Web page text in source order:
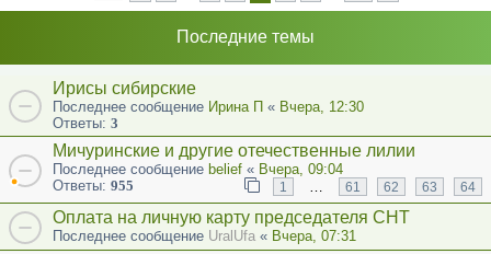
Последние темы
Ирисы сибирские
Последнее сообщение Ирина П « Вчера, 12:30
Ответы: 3
Мичуринские и другие отечественные лилии
Последнее сообщение belief « Вчера, 09:04
Ответы: 955 1 … 61 62 63 64
Оплата на личную карту председателя СНТ
Последнее сообщение UralUfa « Вчера, 07:31